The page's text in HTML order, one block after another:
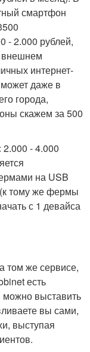
смартфон
- 2.000 рублей,
внешнем
интернет-
даже в
города,
скажем за 500
- 4.000
на USB
тому же фермы
с 1 девайса
том же сервисе,
есть
можно выставить
вы сами,
выступая